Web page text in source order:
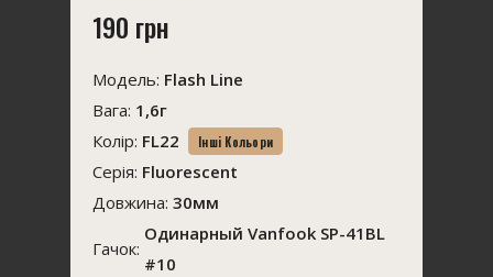
190 грн
Модель: Flash Line
Вага: 1,6г
Колір: FL22 Інші Кольори
Серія: Fluorescent
Довжина: 30мм
Гачок:
Одинарный Vanfook SP-41BL
#10